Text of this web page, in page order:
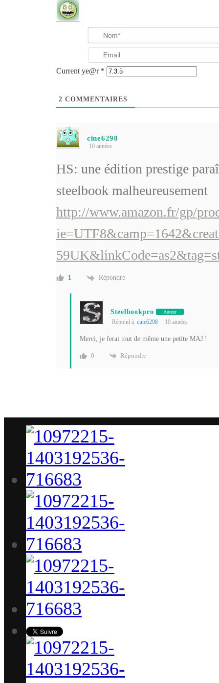
Current ye@r *
2 COMMENTAIRES
cine6298
10 années
HS: une édition prestige
steelbook malheureusement
http://www.amazon.fr/gp/
1 Répondre
Steelbookpro Auteur
Répond à cine6298 10 années
Merci, je ferai tout de même une petite MAJ !
0 Répondre